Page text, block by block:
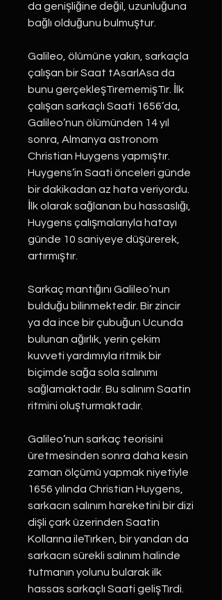
da genişliğine değil, uzunluğuna
bağlı olduğunu bulmuştur.
Galileo, ölümüne yakın, sarkaçla
çalışan bir Saat tAsarlAsa da
bunu gerçekleşTırememişTır. İlk
çalışan sarkaçlı Saati 1656’da,
Galileo’nun ölümünden 14 yıl
sonra, Almanya astronom
Christian Huygens yapmıştır.
Huygens’in Saati önceleri günde
bir dakikadan az hata veriyordu.
İlk olarak sağlanan bu hassaslığı,
Huygens çalışmalarıyla hatayı
günde 10 saniyeye düşürerek,
artırmıştır.
Sarkaç mantığını Galileo’nun
bulduğu bilinmektedir. Bir zincir
ya da ince bir çubuğun Ucunda
bulunan ağırlık, yerin çekim
kuvveti yardımıyla ritmik bir
biçimde sağa sola salınımı
sağlamaktadır. Bu salınım Saatin
ritmini oluşturmaktadır.
Galileo’nun sarkaç teorisini
üretmesinden sonra daha kesin
zaman ölçümü yapmak niyetiyle
1656 yılında Christian Huygens,
sarkacın salınım hareketini bir dizi
dişli çark üzerinden Saatin
Kollarına ileTırken, bir yandan da
sarkacın sürekli salınım halinde
tutmanın yolunu bularak ilk
hassas sarkaçlı Saati gelişTırdi.